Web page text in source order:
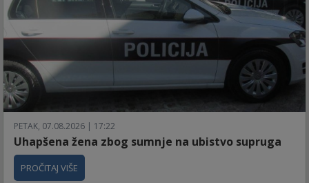
PETAK, 07.08.2026 | 17:22
Uhapšena žena zbog sumnje na ubistvo supruga
PROČITAJ VIŠE